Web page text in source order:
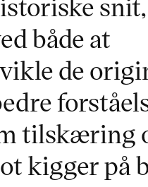
både at
de
tilskæring
kigger på